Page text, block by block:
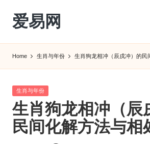
Skip
content
爱易网
转
农
历
阴
历
Home 生肖与年份 生肖狗龙相冲（辰戌冲）的民
Posted
生肖与年份
生肖狗龙相冲（辰
民间化解方法与相